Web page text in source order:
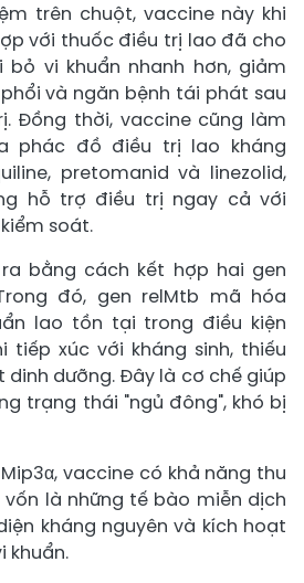
trên chuột, vaccine này khi
với thuốc điều trị lao đã cho
vi khuẩn nhanh hơn, giảm
và ngăn bệnh tái phát sau
Đồng thời, vaccine cũng làm
phác đồ điều trị lao kháng
pretomanid và linezolid,
hỗ trợ điều trị ngay cả với
soát.
bằng cách kết hợp hai gen
đó, gen relMtb mã hóa
lao tồn tại trong điều kiện
tiếp xúc với kháng sinh, thiếu
dinh dưỡng. Đây là cơ chế giúp
trạng thái "ngủ đông", khó bị
vaccine có khả năng thu
là những tế bào miễn dịch
kháng nguyên và kích hoạt
khuẩn.